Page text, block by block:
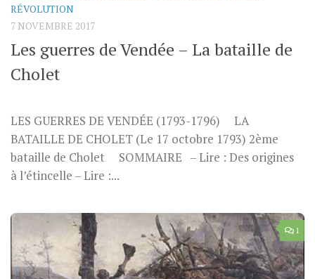
RÉVOLUTION
7 NOVEMBRE 2017
Les guerres de Vendée – La bataille de
Cholet
LES GUERRES DE VENDÉE (1793-1796) LA
BATAILLE DE CHOLET (Le 17 octobre 1793) 2ème
bataille de Cholet SOMMAIRE – Lire : Des origines
à l’étincelle – Lire :...
1